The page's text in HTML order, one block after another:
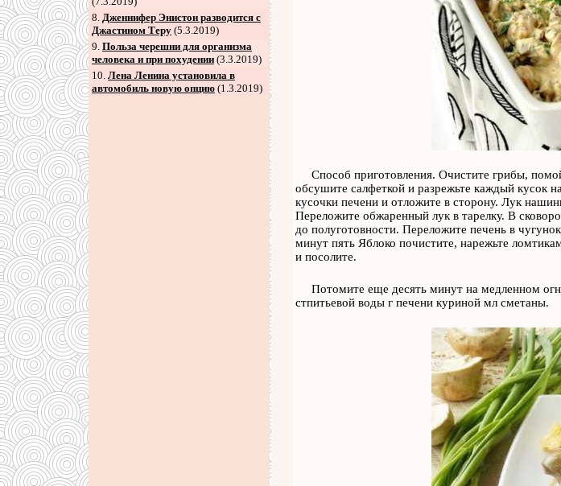
8. Дженнифер Энистон разводится с
Джастином Теру (5.3.2019)
9. Польза черешни для организма
человека и при похудении (3.3.2019)
10. Лена Ленина установила в
автомобиль новую опцию (1.3.2019)
Способ приготовления. Очистите грибы,
обсушите салфеткой и разрежьте каждый кусок
кусочки печени и отложите в сторону. Лук
Переложите обжаренный лук в тарелку. В
до полуготовности. Переложите печень в
минут пять Яблоко почистите, нарежьте
и посолите.
Потомите еще десять минут на медленном
стпитьевой воды г печени куриной мл сметаны.